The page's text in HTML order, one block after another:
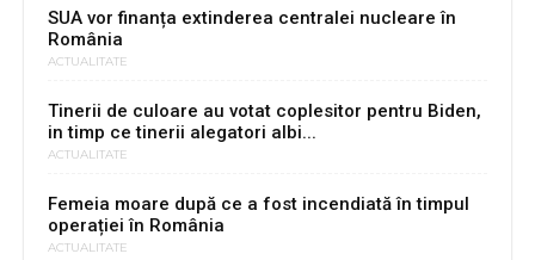
SUA vor finanța extinderea centralei nucleare în
România
ACTUALITATE
Tinerii de culoare au votat coplesitor pentru Biden,
in timp ce tinerii alegatori albi...
ACTUALITATE
Femeia moare după ce a fost incendiată în timpul
operației în România
ACTUALITATE